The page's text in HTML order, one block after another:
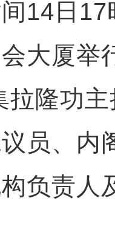
14日
大厦举
拉隆功
员、内
负责人